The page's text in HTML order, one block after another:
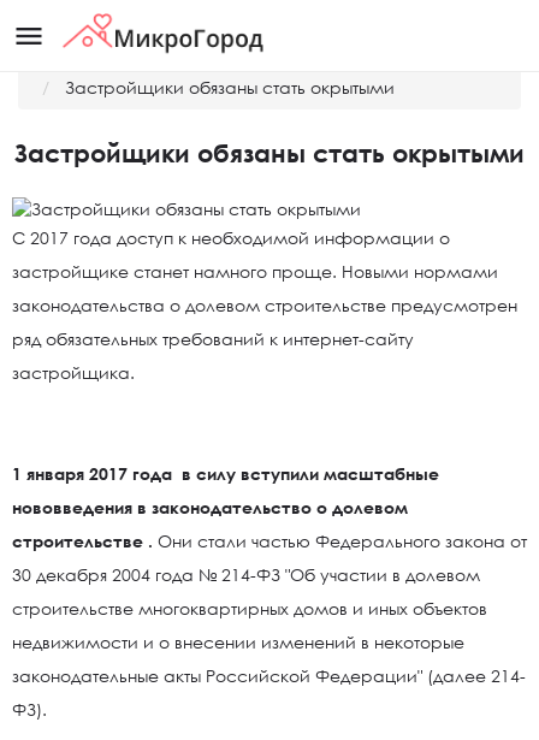
menu
Застройщики обязаны стать окрытыми
Застройщики обязаны стать окрытыми
С 2017 года доступ к необходимой информации о
застройщике станет намного проще. Новыми нормами
законодательства о долевом строительстве предусмотрен
ряд обязательных требований к интернет-сайту
застройщика.
1 января 2017 года в силу вступили масштабные
нововведения в законодательство о долевом
строительстве . Они стали частью Федерального закона от
30 декабря 2004 года № 214-ФЗ "Об участии в долевом
строительстве многоквартирных домов и иных объектов
недвижимости и о внесении изменений в некоторые
законодательные акты Российской Федерации" (далее 214-
ФЗ).